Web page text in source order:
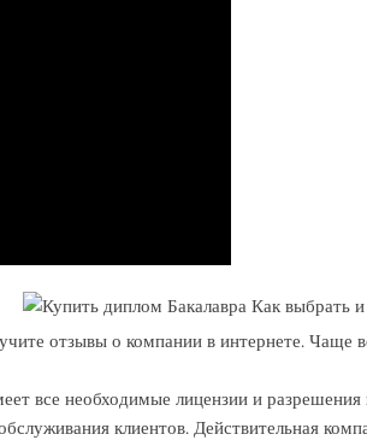
отзывы о компании в интернете. Чаще
все необходимые лицензии и
клиентов. Действительная